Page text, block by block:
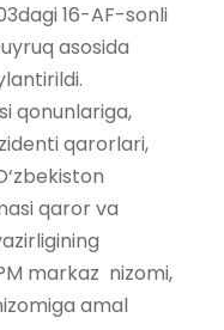
16-AF-sonli
asosida
qonunlariga,
qarorlari,
qaror va
markaz nizomi,
amal